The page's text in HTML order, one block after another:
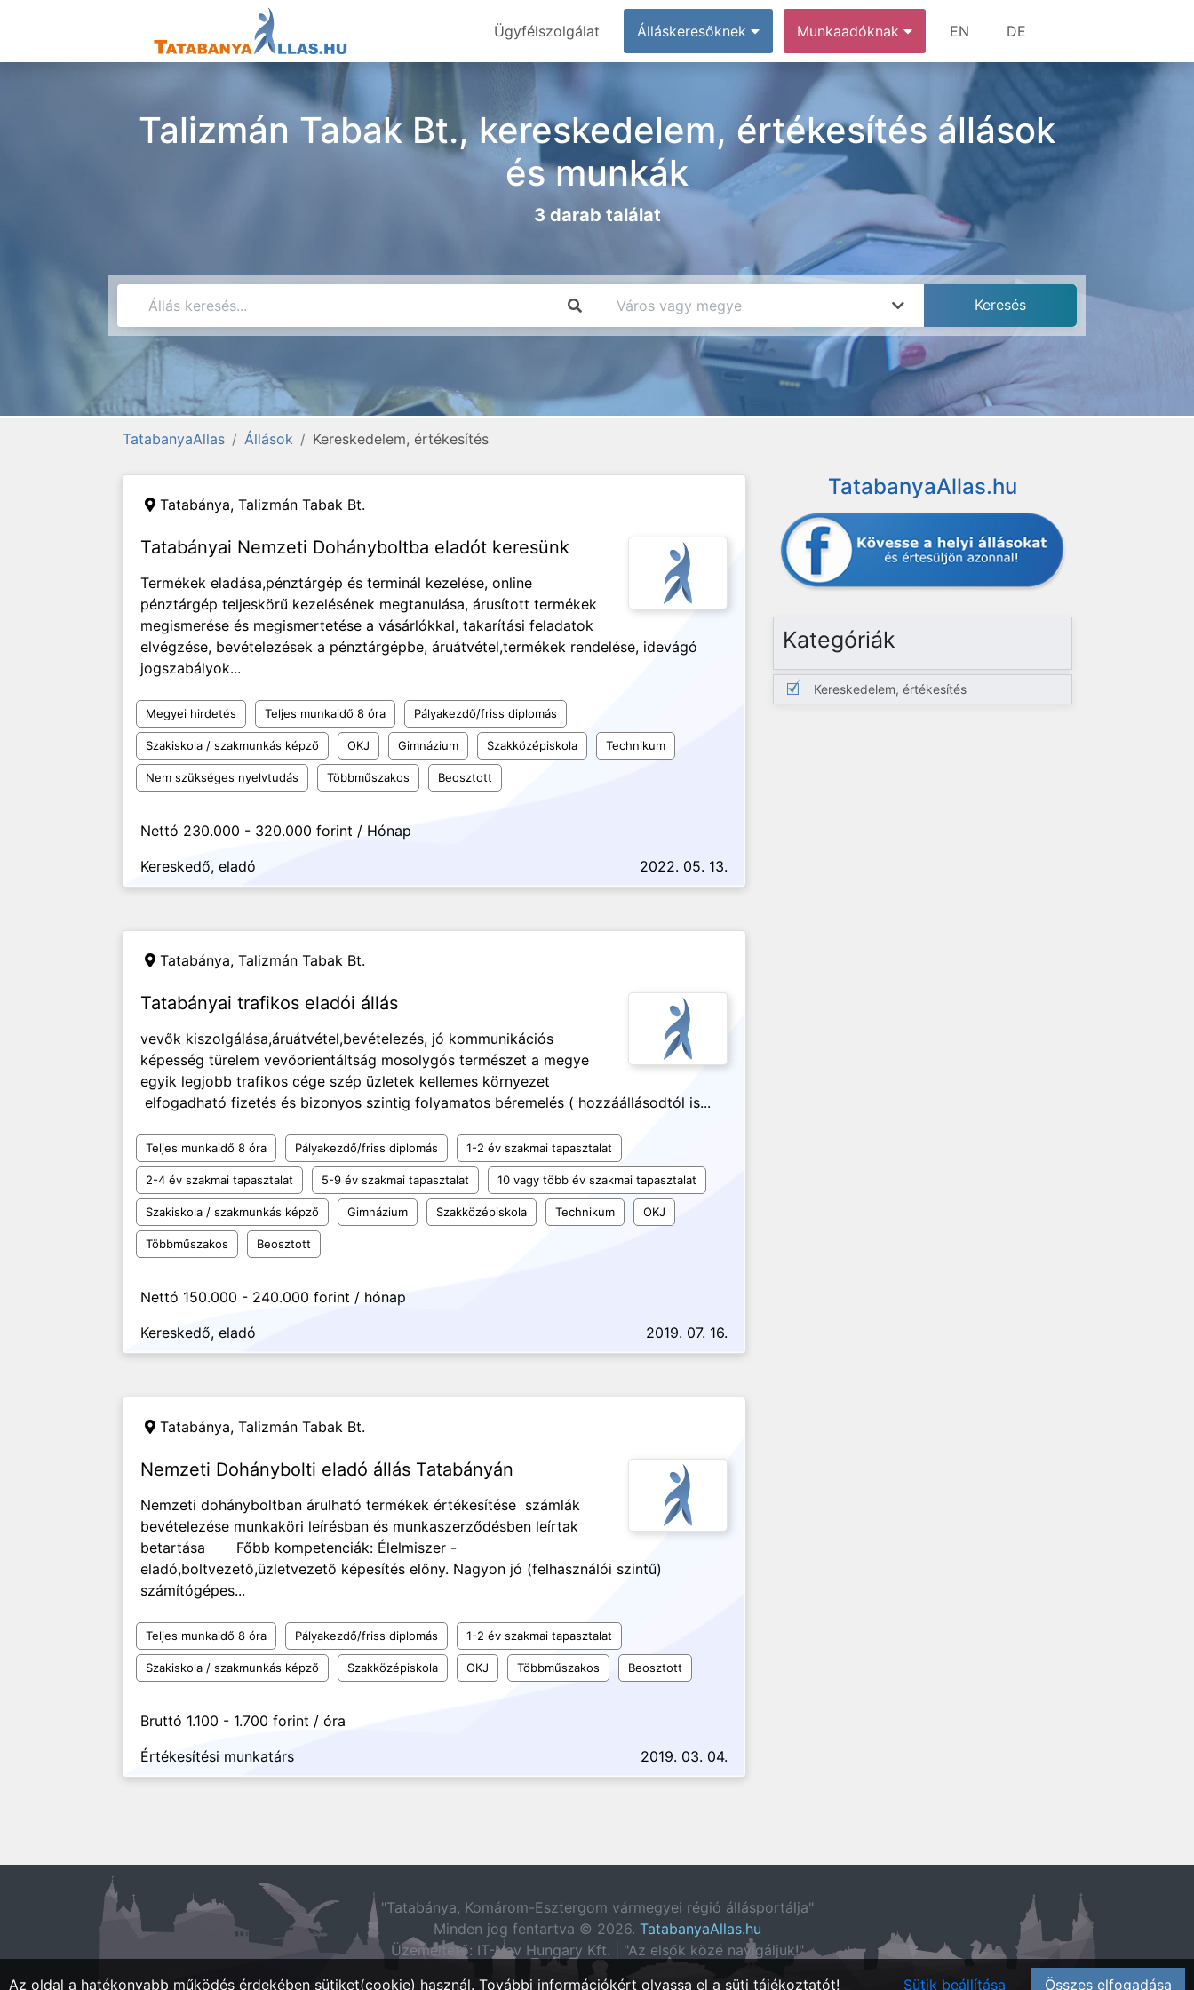
Ügyfélszolgálat Álláskeresőknek Munkaadóknak EN DE
Talizmán Tabak Bt., kereskedelem, értékesítés állások
és munkák
3 darab találat
TatabanyaAllas Állások Kereskedelem, értékesítés
Tatabánya, Talizmán Tabak Bt.
Tatabányai Nemzeti Dohányboltba eladót keresünk
Termékek eladása,pénztárgép és terminál kezelése, online
pénztárgép teljeskörű kezelésének megtanulása, árusított termékek
megismerése és megismertetése a vásárlókkal, takarítási feladatok
elvégzése, bevételezések a pénztárgépbe, áruátvétel,termékek rendelése, idevágó
jogszabályok...
Megyei hirdetés Teljes munkaidő 8 óra Pályakezdő/friss diplomás
Szakiskola / szakmunkás képző OKJ Gimnázium Szakközépiskola Technikum
Nem szükséges nyelvtudás Többműszakos Beosztott
Nettó 230.000 - 320.000 forint / Hónap
Kereskedő, eladó
2022. 05. 13.
Tatabánya, Talizmán Tabak Bt.
Tatabányai trafikos eladói állás
vevők kiszolgálása,áruátvétel,bevételezés, jó kommunikációs
képesség türelem vevőorientáltság mosolygós természet a megye
egyik legjobb trafikos cége szép üzletek kellemes környezet
elfogadható fizetés és bizonyos szintig folyamatos béremelés ( hozzáállásodtól is...
Teljes munkaidő 8 óra Pályakezdő/friss diplomás 1-2 év szakmai tapasztalat
2-4 év szakmai tapasztalat 5-9 év szakmai tapasztalat 10 vagy több év szakmai tapasztalat
Szakiskola / szakmunkás képző Gimnázium Szakközépiskola Technikum OKJ
Többműszakos Beosztott
Nettó 150.000 - 240.000 forint / hónap
Kereskedő, eladó
2019. 07. 16.
Tatabánya, Talizmán Tabak Bt.
Nemzeti Dohánybolti eladó állás Tatabányán
Nemzeti dohányboltban árulható termékek értékesítése számlák
bevételezése munkaköri leírésban és munkaszerződésben leírtak
betartása Főbb kompetenciák: Élelmiszer -
eladó,boltvezető,üzletvezető képesítés előny. Nagyon jó (felhasználói szintű)
számítógépes...
Teljes munkaidő 8 óra Pályakezdő/friss diplomás 1-2 év szakmai tapasztalat
Szakiskola / szakmunkás képző Szakközépiskola OKJ Többműszakos Beosztott
Bruttó 1.100 - 1.700 forint / óra
Értékesítési munkatárs
2019. 03. 04.
TatabanyaAllas.hu
Kategóriák
Kereskedelem, értékesítés
"Tatabánya, Komárom-Esztergom vármegyei régió állásportálja"
Minden jog fentartva © 2026. TatabanyaAllas.hu
Üzemeltető: IT-Nav Hungary Kft. | "Az elsők közé navigáljuk!"
Az oldal a hatékonyabb működés érdekében sütiket(cookie) használ. További információkért olvassa el a süti tájékoztatót! Sütik beállítása Összes elfogadása